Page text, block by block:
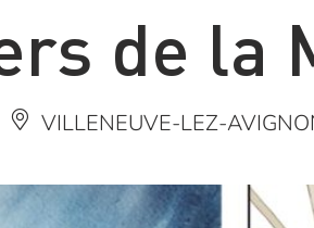
de la
VILLENEUVE-LEZ-